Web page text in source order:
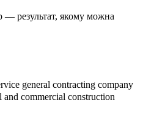
— результат, якому можна
general contracting company
commercial construction